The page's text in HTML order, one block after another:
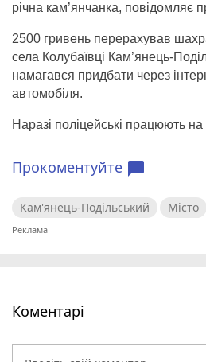
річна кам’янчанка, повідомляє
2500 гривень перерахував
села Колубаївці Кам’янець-
намагався придбати через
автомобіля.
Наразі поліцейські працюють
Прокоментуйте chat_bubble
Кам'янець-Подільський Місто
Коментарі